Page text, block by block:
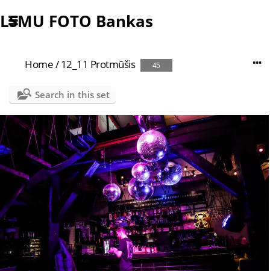
LSMU FOTO Bankas
Home/12_11 Protmūšis 45
Search in this set